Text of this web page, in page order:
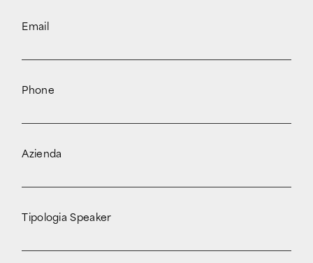
Email
Phone
Azienda
Tipologia Speaker